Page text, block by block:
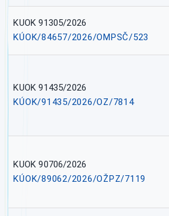
KUOK 91305/2026
KÚOK/84657/2026/OMPSČ/523
KUOK 91435/2026
KÚOK/91435/2026/OZ/7814
KUOK 90706/2026
KÚOK/89062/2026/OŽPZ/7119